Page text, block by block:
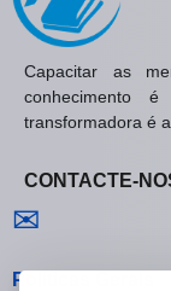
Capacitar as
conhecimento
transformadora é
CONTACTE-
✉
Políticas Gerais